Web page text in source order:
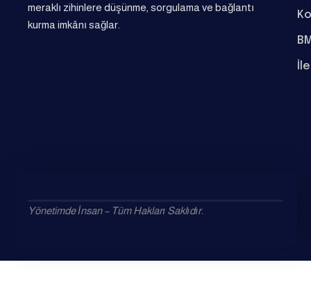
meraklı zihinlere düşünme, sorgulama ve bağlantı
kurma imkânı sağlar.
Yönetimde İnsan – Tüm Hakları Saklıdır.